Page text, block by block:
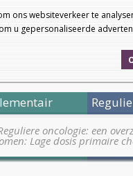
ons websiteverkeer te
u gepersonaliseerde
oncologie: een
Lage dosis primaire